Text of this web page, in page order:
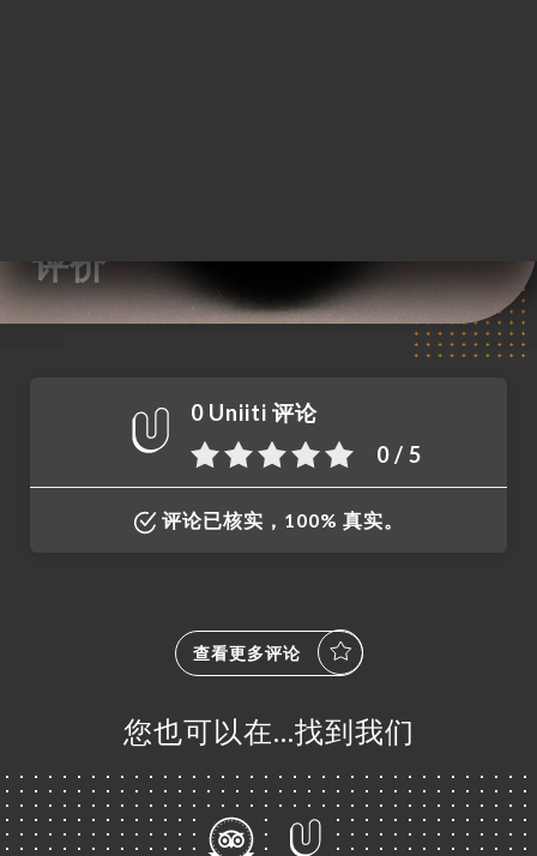
评价
0 Uniiti 评论
0 / 5
评论已核实，100% 真实。
查看更多评论
您也可以在…找到我们